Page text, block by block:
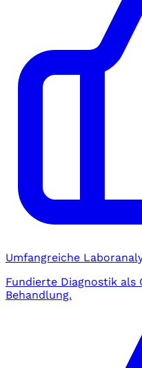
Umfangreiche
Fundierte Diagnostik
Behandlung.